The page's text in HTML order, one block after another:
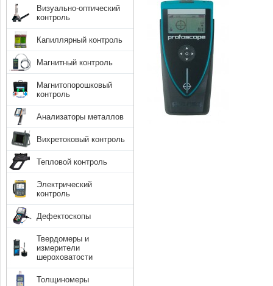
Визуально-оптический
контроль
Капиллярный контроль
Магнитный контроль
Магнитопорошковый
контроль
Анализаторы металлов
Вихретоковый контроль
Тепловой контроль
Электрический
контроль
Дефектоскопы
Твердомеры и
измерители
шероховатости
Толщиномеры